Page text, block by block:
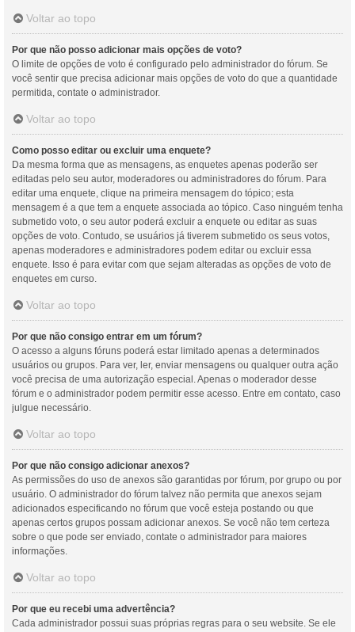
Voltar ao topo
Por que não posso adicionar mais opções de voto?
O limite de opções de voto é configurado pelo administrador do fórum. Se
você sentir que precisa adicionar mais opções de voto do que a quantidade
permitida, contate o administrador.
Voltar ao topo
Como posso editar ou excluir uma enquete?
Da mesma forma que as mensagens, as enquetes apenas poderão ser
editadas pelo seu autor, moderadores ou administradores do fórum. Para
editar uma enquete, clique na primeira mensagem do tópico; esta
mensagem é a que tem a enquete associada ao tópico. Caso ninguém tenha
submetido voto, o seu autor poderá excluir a enquete ou editar as suas
opções de voto. Contudo, se usuários já tiverem submetido os seus votos,
apenas moderadores e administradores podem editar ou excluir essa
enquete. Isso é para evitar com que sejam alteradas as opções de voto de
enquetes em curso.
Voltar ao topo
Por que não consigo entrar em um fórum?
O acesso a alguns fóruns poderá estar limitado apenas a determinados
usuários ou grupos. Para ver, ler, enviar mensagens ou qualquer outra ação
você precisa de uma autorização especial. Apenas o moderador desse
fórum e o administrador podem permitir esse acesso. Entre em contato, caso
julgue necessário.
Voltar ao topo
Por que não consigo adicionar anexos?
As permissões do uso de anexos são garantidas por fórum, por grupo ou por
usuário. O administrador do fórum talvez não permita que anexos sejam
adicionados especificando no fórum que você esteja postando ou que
apenas certos grupos possam adicionar anexos. Se você não tem certeza
sobre o que pode ser enviado, contate o administrador para maiores
informações.
Voltar ao topo
Por que eu recebi uma advertência?
Cada administrador possui suas próprias regras para o seu website. Se ele